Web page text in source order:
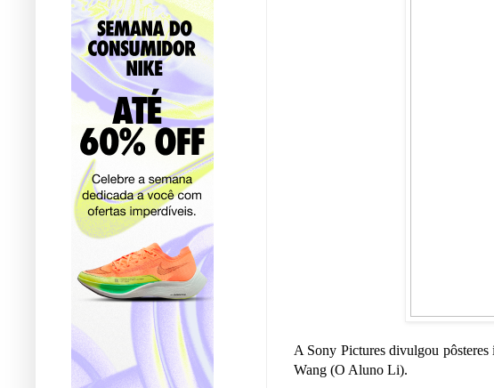
A Sony Pictures divulgou
Wang (O Aluno Li).